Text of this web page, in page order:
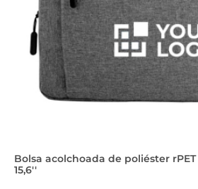
Bolsa acolchoada de poliéster
15,6''